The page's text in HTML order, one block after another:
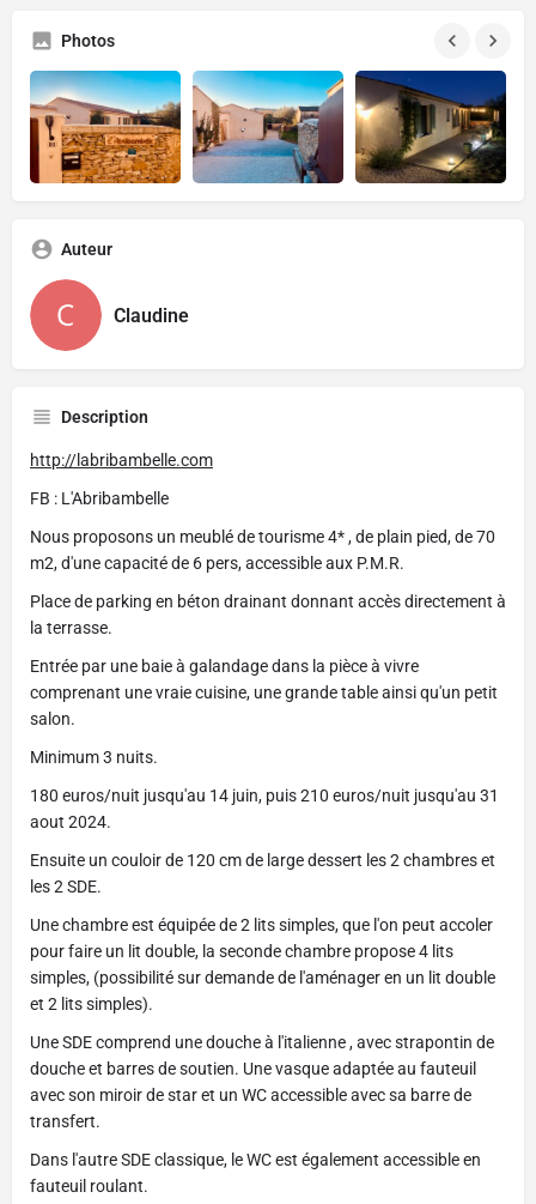
Photos
Auteur
Claudine
Description
http://labribambelle.com
FB : L'Abribambelle
Nous proposons un meublé de tourisme 4* , de plain pied, de 70
m2, d'une capacité de 6 pers, accessible aux P.M.R.
Place de parking en béton drainant donnant accès directement à
la terrasse.
Entrée par une baie à galandage dans la pièce à vivre
comprenant une vraie cuisine, une grande table ainsi qu'un petit
salon.
Minimum 3 nuits.
180 euros/nuit jusqu'au 14 juin, puis 210 euros/nuit jusqu'au 31
aout 2024.
Ensuite un couloir de 120 cm de large dessert les 2 chambres et
les 2 SDE.
Une chambre est équipée de 2 lits simples, que l'on peut accoler
pour faire un lit double, la seconde chambre propose 4 lits
simples, (possibilité sur demande de l'aménager en un lit double
et 2 lits simples).
Une SDE comprend une douche à l'italienne , avec strapontin de
douche et barres de soutien. Une vasque adaptée au fauteuil
avec son miroir de star et un WC accessible avec sa barre de
transfert.
Dans l'autre SDE classique, le WC est également accessible en
fauteuil roulant.